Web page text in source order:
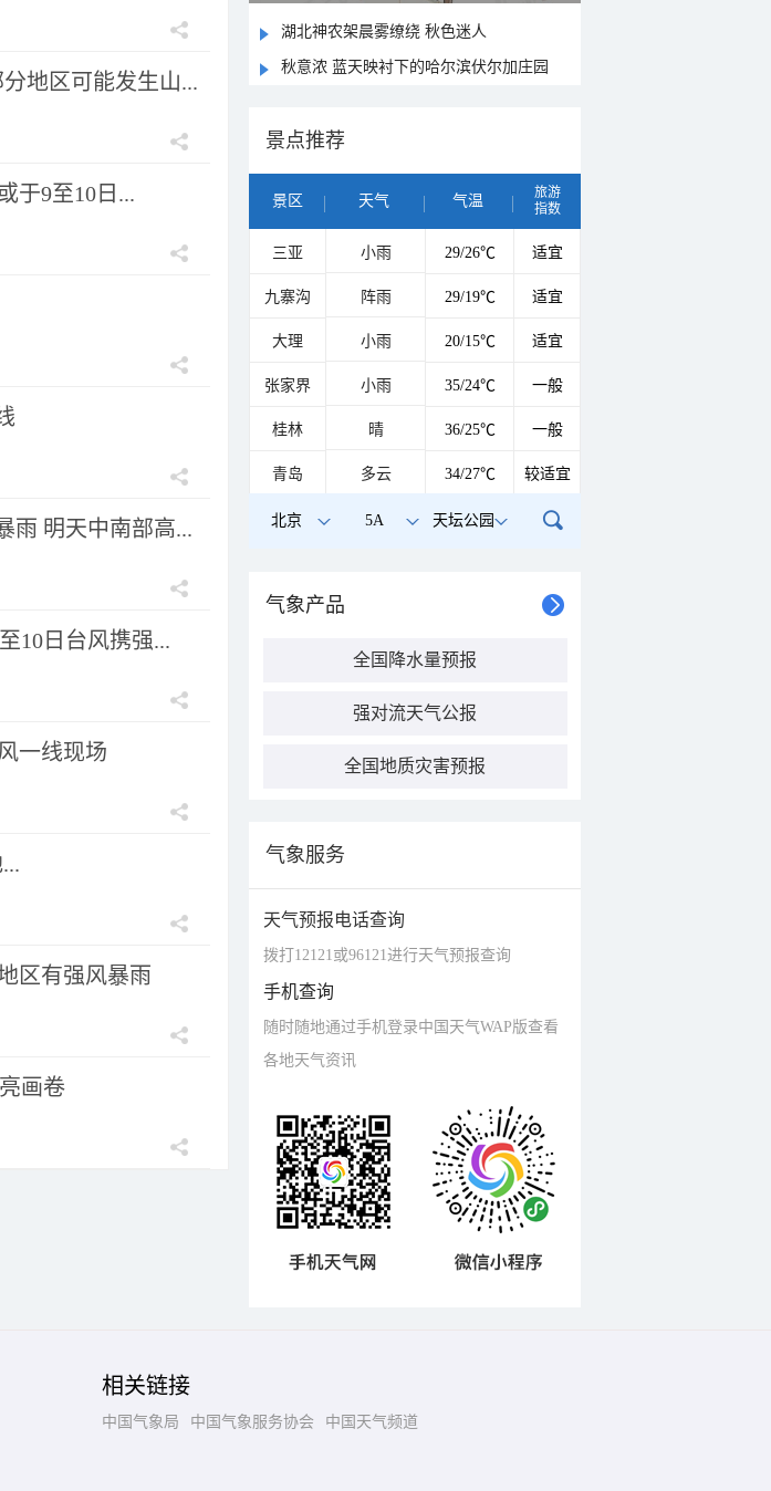
地区可能发生山...
于9至10日...
雨 明天中南部高...
10日台风携强...
一线现场
区有强风暴雨
画卷
湖北神农架晨雾缭绕 秋色迷人
秋意浓 蓝天映衬下的哈尔滨伏尔加庄园
景点推荐
景区 天气 气温
旅游
指数
三亚 小雨 29/26℃ 适宜
九寨沟 阵雨 29/19℃ 适宜
大理 小雨 20/15℃ 适宜
张家界 小雨 35/24℃ 一般
桂林 晴 36/25℃ 一般
青岛 多云 34/27℃ 较适宜
北京 5A 天坛公园
气象产品
全国降水量预报
强对流天气公报
全国地质灾害预报
气象服务
天气预报电话查询
拨打12121或96121进行天气预报查询
手机查询
随时随地通过手机登录中国天气WAP版查看
各地天气资讯
相关链接
中国气象局 中国气象服务协会 中国天气频道